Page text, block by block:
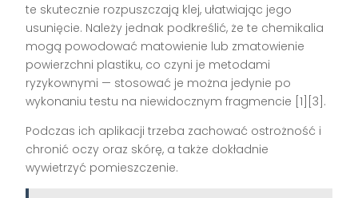
te skutecznie rozpuszczają klej, ułatwiając jego
usunięcie. Należy jednak podkreślić, że te chemikalia
mogą powodować matowienie lub zmatowienie
powierzchni plastiku, co czyni je metodami
ryzykownymi — stosować je można jedynie po
wykonaniu testu na niewidocznym fragmencie [1][3].
Podczas ich aplikacji trzeba zachować ostrożność i
chronić oczy oraz skórę, a także dokładnie
wywietrzyć pomieszczenie.